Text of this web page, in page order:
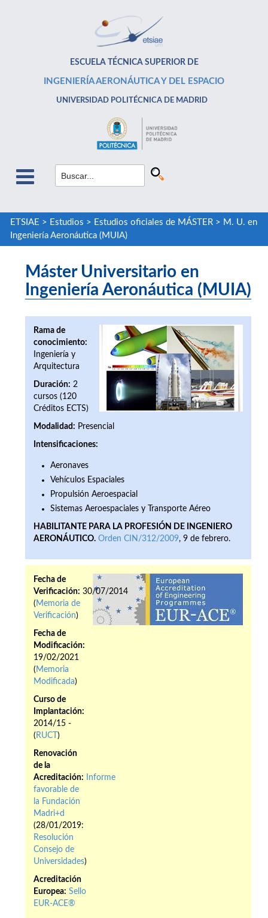
ESCUELA TÉCNICA SUPERIOR DE
INGENIERÍA AERONÁUTICA Y DEL ESPACIO
UNIVERSIDAD POLITÉCNICA DE MADRID
ETSIAE > Estudios > Estudios oficiales de MÁSTER> M. U. en
Ingeniería Aeronáutica (MUIA)
Máster Universitario en
Ingeniería Aeronáutica (MUIA)
Rama de
conocimiento:
Ingeniería y
Arquitectura
Duración: 2
cursos (120
Créditos ECTS)
Modalidad: Presencial
Intensificaciones:
Aeronaves
Vehículos Espaciales
Propulsión Aeroespacial
Sistemas Aeroespaciales y Transporte Aéreo
HABILITANTE PARA LA PROFESIÓN DE INGENIERO
AERONÁUTICO. Orden CIN/312/2009, 9 de febrero.
Fecha de
Verificación: 30/07/2014
( Memoria de
Verificación)
Fecha de
Modificación:
19/02/2021
( Memoria
Modificada)
Curso de
Implantación:
2014/15 -
( RUCT )
Renovación
de la
Acreditación:
Informe
favorable de
la Fundación
Madri+d
(28/01/2019:
Resolución
Consejo de
Universidades)
Acreditación
Europea: Sello
EUR-ACE®